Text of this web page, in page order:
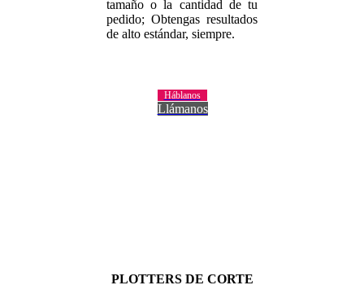
tamaño o la cantidad de tu
pedido; Obtengas resultados
de alto estándar, siempre.
Háblanos
Llámanos
PLOTTERS DE CORTE